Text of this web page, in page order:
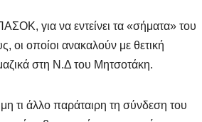
για να εντείνει τα «σήματα» του
οι οποίοι ανακαλούν με θετική
στη Ν.Δ του Μητσοτάκη.
τι άλλο παράταιρη τη σύνδεση του